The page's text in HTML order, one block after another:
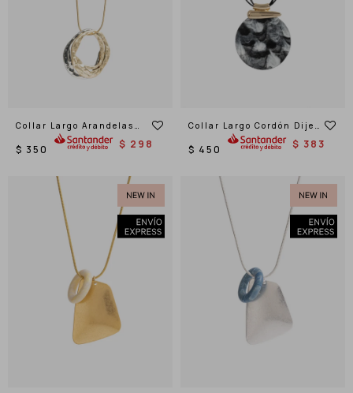
Collar Largo Arandelas
Biplating
$ 350 $ 298
Collar Largo Cordón Dije
$ 450 $ 383